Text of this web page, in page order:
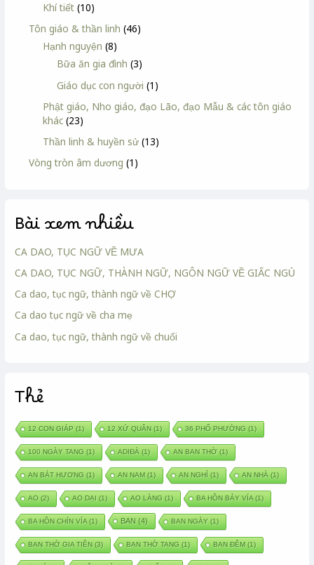
Khí tiết (10)
Tôn giáo & thần linh (46)
Hạnh nguyện (8)
Bữa ăn gia đình (3)
Giáo dục con người (1)
Phật giáo, Nho giáo, đạo Lão, đạo Mẫu & các tôn giáo
khác (23)
Thần linh & huyền sử (13)
Vòng tròn âm dương (1)
Bài xem nhiều
CA DAO, TỤC NGỮ VỀ MƯA
CA DAO, TỤC NGỮ, THÀNH NGỮ, NGÔN NGỮ VỀ GIẤC NGỦ
Ca dao, tục ngữ, thành ngữ về CHỢ
Ca dao tục ngữ về cha mẹ
Ca dao, tục ngữ, thành ngữ về chuối
Thẻ
12 CON GIÁP (1) 12 XỨ QUÂN (1) 36 PHỐ PHƯỜNG (1)
100 NGÀY TANG (1) ADIĐÀ (1) AN BAN THỜ(1)
AN BÁT HƯƠNG (1) AN NAM(1) AN NGHỈ (1) AN NHÀ (1)
AO (2) AO DẠI (1) AO LÀNG (1) BA HỒN BẢY VÍA(1)
BA HỒN CHÍN VÍA(1) BAN (4) BAN NGÀY (1)
BAN THỜ GIA TIÊN (3) BAN THỜ TANG (1) BAN ĐÊM(1)